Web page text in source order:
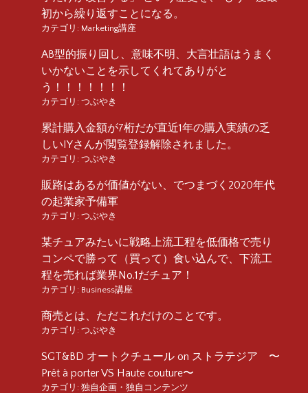
初から繰り返すことになる。
カテゴリ: Marketing講座
AB型的振り回し、意味不明、大言壮語はうまく
いかないことを示してくれてありがと
う！！！！！！！
カテゴリ: つぶやき
累計購入金額が7桁だが直近1年の購入実績の乏
しいIYさんが閲覧登録解除されました。
カテゴリ: つぶやき
販路はあるが価値がない、でつまづく2020年代
の起業家予備軍
カテゴリ: つぶやき
某チュアみたいに戦略上流工程を低価格で売り
コンペで勝って（買って）食い込んで、下流工
程を売れば業界No.1だチュア！
カテゴリ: Business講座
商売とは、ただこれだけのことです。
カテゴリ: つぶやき
SGT&BD オートクチュール on ストラテジア 〜
Prêt à porter VS Haute couture〜
カテゴリ: 独自企画・独自コンテンツ